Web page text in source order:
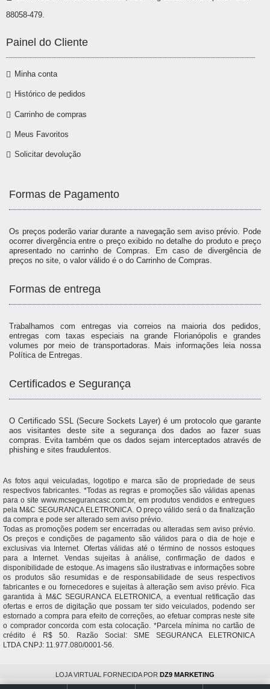
88058-479.
Painel do Cliente
Minha conta
Histórico de pedidos
Carrinho de compras
Meus Favoritos
Solicitar devolução
Formas de Pagamento
Os preços poderão variar durante a navegação sem aviso prévio. Pode
ocorrer divergência entre o preço exibido no detalhe do produto e preço
apresentado no carrinho de Compras. Em caso de divergência de
preços no site, o valor válido é o do Carrinho de Compras.
Formas de entrega
Trabalhamos com entregas via correios na maioria dos pedidos,
entregas com taxas especiais na grande Florianópolis e grandes
volumes por meio de transportadoras. Mais informações leia nossa
Política de Entregas.
Certificados e Segurança
O Certificado SSL (Secure Sockets Layer) é um protocolo que garante
aos visitantes deste site a segurança dos dados ao fazer suas
compras. Evita também que os dados sejam interceptados através de
phishing e sites fraudulentos.
As fotos aqui veiculadas, logotipo e marca são de propriedade de seus
respectivos fabricantes. *Todas as regras e promoções são válidas apenas
para o site www.mcsegurancasc.com.br, em produtos vendidos e entregues
pela M&C SEGURANCA ELETRONICA. O preço válido será o da finalização
da compra e pode ser alterado sem aviso prévio.
Todas as promoções podem ser encerradas ou alteradas sem aviso prévio.
Os preços e condições de pagamento são válidos para o dia de hoje e
exclusivas via Internet. Ofertas válidas até o término de nossos estoques
para a Internet. Vendas sujeitas à análise, confirmação de dados e
disponibilidade de estoque. As imagens são ilustrativas e informações sobre
os produtos são resumidas e de responsabilidade de seus respectivos
fabricantes e ou fornecedores e sujeitas à alteração sem aviso prévio. Fica
garantida à M&C SEGURANCA ELETRONICA, a eventual retificação das
ofertas e erros de digitação que possam ter sido veiculados, podendo ser
estornado a compra para efeito de correções, ao efetuar compras neste site
o comprador concorda com esta colocação. *Parcela mínima no cartão de
crédito é R$ 50. Razão Social: SME SEGURANCA ELETRONICA
LTDA CNPJ: 11.977.080/0001-56.
LOJA VIRTUAL FORNECIDA POR DZ9 MARKETING